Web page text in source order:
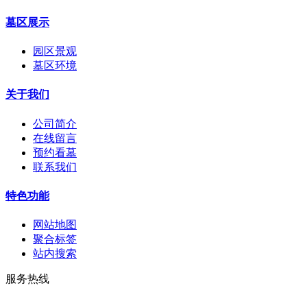
墓区展示
园区景观
墓区环境
关于我们
公司简介
在线留言
预约看墓
联系我们
特色功能
网站地图
聚合标签
站内搜索
服务热线